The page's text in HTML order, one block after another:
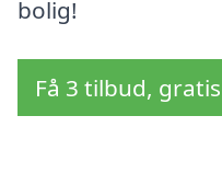
bolig!
Få 3 tilbud,